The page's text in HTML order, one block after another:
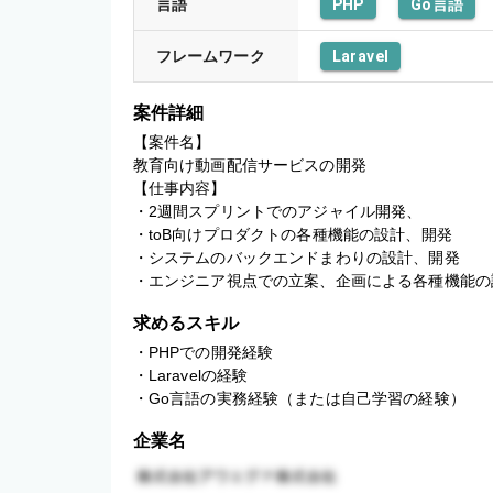
言語 PHP Go言語
フレームワーク Laravel
案件詳細
【案件名】
教育向け動画配信サービスの開発
【仕事内容】
・2週間スプリントでのアジャイル開発、
・toB向けプロダクトの各種機能の設計、開発
・システムのバックエンドまわりの設計、開発
・エンジニア視点での立案、企画による各種機能
求めるスキル
・PHPでの開発経験
・Laravelの経験
・Go言語の実務経験（または自己学習の経験）
企業名